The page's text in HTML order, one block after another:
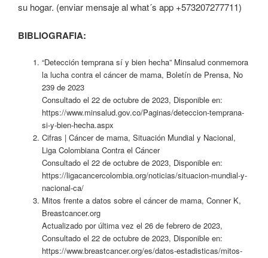
su hogar. (enviar mensaje al what´s app +573207277711)
BIBLIOGRAFIA:
“Detección temprana sí y bien hecha” Minsalud conmemora
la lucha contra el cáncer de mama, Boletín de Prensa, No
239 de 2023
Consultado el 22 de octubre de 2023, Disponible en:
https://www.minsalud.gov.co/Paginas/deteccion-temprana-
si-y-bien-hecha.aspx
Cifras | Cáncer de mama, Situación Mundial y Nacional,
Liga Colombiana Contra el Cáncer
Consultado el 22 de octubre de 2023, Disponible en:
https://ligacancercolombia.org/noticias/situacion-mundial-y-
nacional-ca/
Mitos frente a datos sobre el cáncer de mama, Conner K,
Breastcancer.org
Actualizado por última vez el 26 de febrero de 2023,
Consultado el 22 de octubre de 2023, Disponible en:
https://www.breastcancer.org/es/datos-estadisticas/mitos-